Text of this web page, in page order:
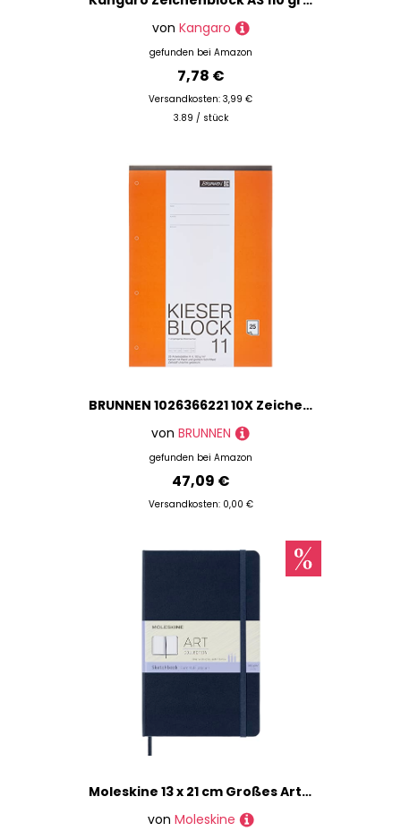
von Kangaro
gefunden bei Amazon
7,78 €
Versandkosten: 3,99 €
3.89 / stück
BRUNNEN 1026366221 10X Zeichenblock A4 Kieser kar 25Bl, MDF
von BRUNNEN
gefunden bei Amazon
47,09 €
Versandkosten: 0,00 €
Moleskine 13 x 21 cm Großes Art Collection Skizzenbuch Zeichenblock Notizbuch Album mit Hartcover und elastischem Verschluss, Papier geeignet für Stifte, Bleistifte und Buntstifte, 88 Seiten, Blau
von Moleskine